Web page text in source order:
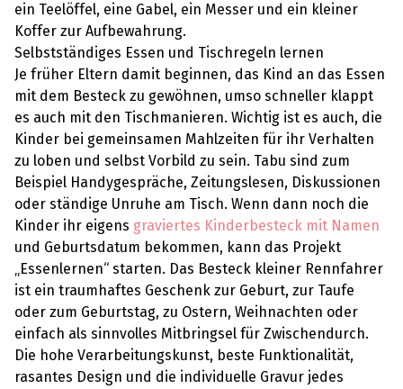
ein Teelöffel, eine Gabel, ein Messer und ein kleiner
Koffer zur Aufbewahrung.
Selbstständiges Essen und Tischregeln lernen
Je früher Eltern damit beginnen, das Kind an das Essen
mit dem Besteck zu gewöhnen, umso schneller klappt
es auch mit den Tischmanieren. Wichtig ist es auch, die
Kinder bei gemeinsamen Mahlzeiten für ihr Verhalten
zu loben und selbst Vorbild zu sein. Tabu sind zum
Beispiel Handygespräche, Zeitungslesen, Diskussionen
oder ständige Unruhe am Tisch. Wenn dann noch die
Kinder ihr eigens graviertes Kinderbesteck mit Namen
und Geburtsdatum bekommen, kann das Projekt
„Essenlernen“ starten. Das Besteck kleiner Rennfahrer
ist ein traumhaftes Geschenk zur Geburt, zur Taufe
oder zum Geburtstag, zu Ostern, Weihnachten oder
einfach als sinnvolles Mitbringsel für Zwischendurch.
Die hohe Verarbeitungskunst, beste Funktionalität,
rasantes Design und die individuelle Gravur jedes